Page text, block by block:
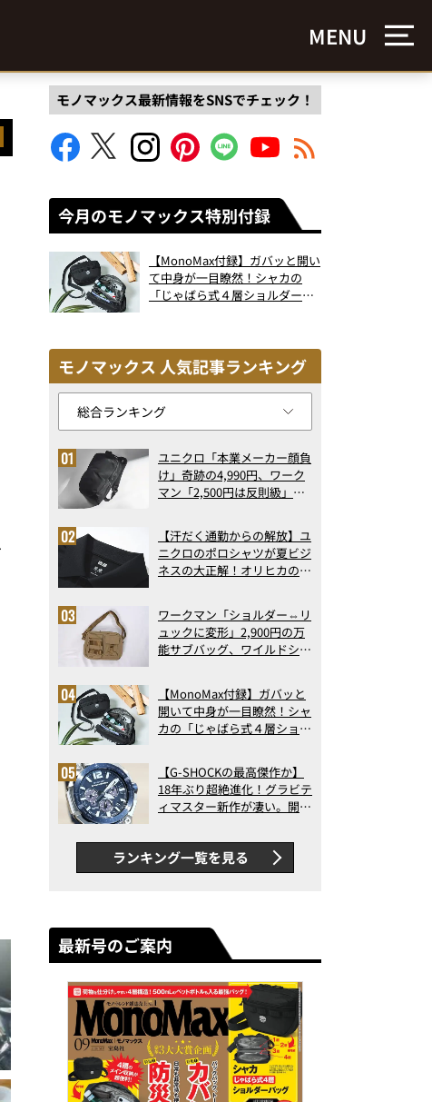
MENU
もも肉がジューシーで、ねぎとよく合います
モノマックス最新情報をSNSでチェック！
今月のモノマックス特別付録
【MonoMax付録】ガバッと開い
て中身が一目瞭然！シャカの
「じゃばら式４層ショルダーバ
モノマックス 人気記事ランキング
ユニクロ「本業メーカー顔負
け」奇跡の4,990円、ワーク
マン「2,500円は反則級」凄
ト3】（2026年6月版）
【汗だく通勤からの解放】ユ
ニクロのポロシャツが夏ビジ
ネスの大正解！オリヒカの透
アの実力
ワークマン「ショルダー⇔リ
ュックに変形」2,900円の万
能サブバッグ、ワイルドシン
記事ランキングベスト3】
（2026年6月版）
【MonoMax付録】ガバッと
開いて中身が一目瞭然！シャ
カの「じゃばら式４層ショル
った！
【G-SHOCKの最高傑作か】
18年ぶり超絶進化！グラビテ
ィマスター新作が凄い。開発
新ムーブメントの衝撃
ランキング一覧を見る
最新号のご案内